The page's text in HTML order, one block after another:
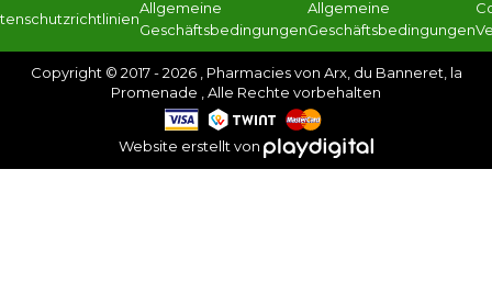
Allgemeine
Geschäftsbedingungen
Allgemeine
Geschäftsbedingungen
Copyright © 2017 - 2026 , Pharmacies von Arx, du Banneret, la
Promenade , Alle Rechte vorbehalten
Website erstellt von